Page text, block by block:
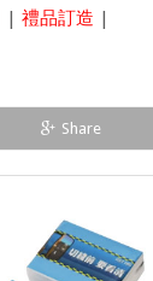
| 禮品訂造 |
Share